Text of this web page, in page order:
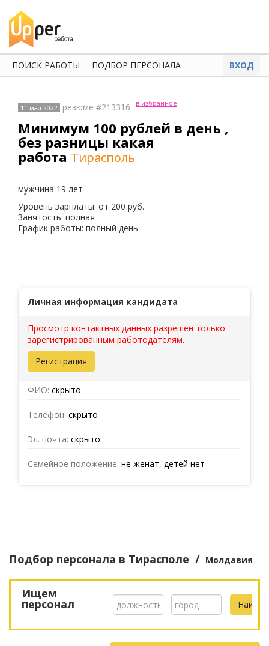
ПОИСК РАБОТЫ ПОДБОР ПЕРСОНАЛА ВХОД
11 мая 2022 резюме #213316 в избранное
Минимум 100 рублей в день ,
без разницы какая
работа Тирасполь
мужчина 19 лет
Уровень зарплаты: от 200 руб.
Занятость: полная
График работы: полный день
Личная информация кандидата
Просмотр контактных данных разрешен только
зарегистрированным работодателям.
Регистрация
ФИО: скрыто
Телефон: скрыто
Эл. почта: скрыто
Семейное положение: не женат, детей нет
Подбор персонала в Тирасполе / Молдавия
Ищем
персонал